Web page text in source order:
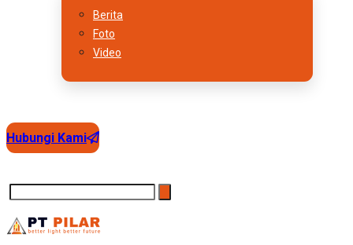
Berita
Foto
Video
Hubungi Kami